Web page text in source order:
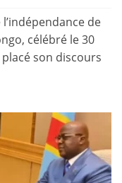
de
célébré le 30
son discours